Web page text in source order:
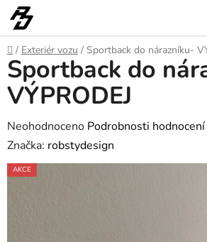
Přejít
na
obsah
Domů
/ Exteriér vozu / Sportback do nárazníku-
Sportback do
VÝPRODEJ
Průměrné
hodnocení
produktu
Neohodnoceno Podrobnosti hodnocení
Značka: robstydesign
AKCE